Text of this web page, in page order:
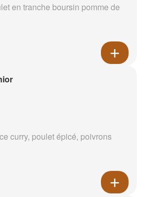
en tranche boursin pomme de
curry, poulet épicé, poivrons